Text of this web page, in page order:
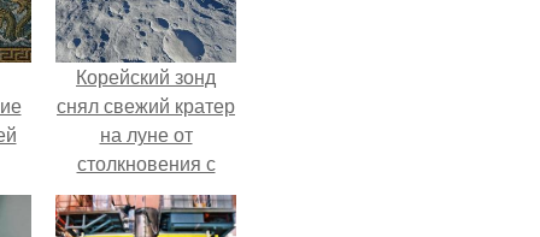
Корейский зонд
снял свежий кратер
на луне от
столкновения с
обломком Falcon 9.